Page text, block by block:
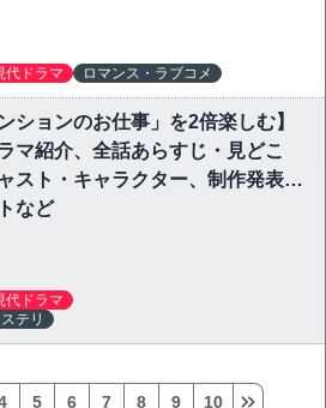
代ドラマ ロマンス・ラブコメ
ションのお仕事」を2倍楽しむ】
マ紹介、全話あらすじ・見どこ
スト・キャラクター、制作発表会
など
代ドラマ
テリ
5 6 7 8 9 10